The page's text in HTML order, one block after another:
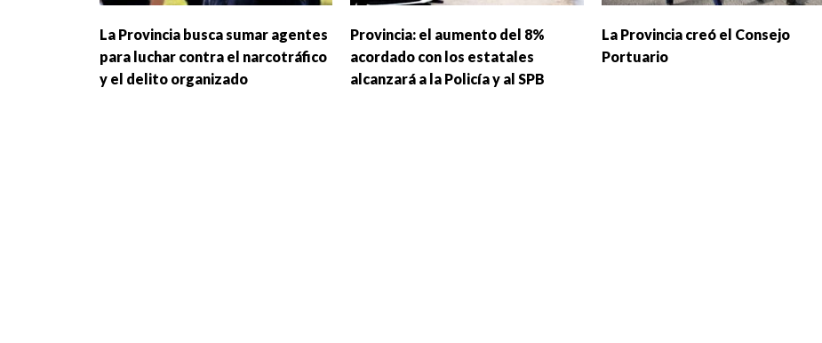
La Provincia busca sumar agentes
para luchar contra el narcotráfico
y el delito organizado
Provincia: el aumento del 8%
acordado con los estatales
alcanzará a la Policía y al SPB
La Provincia creó el Consejo
Portuario